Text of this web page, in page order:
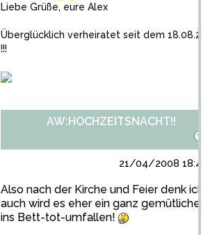
Liebe Grüße, eure Alex
Überglücklich verheiratet seit dem
!!!
AW:HOCHZEITSNACHT!!
21/04/2008
Also nach der Kirche und Feier denk ich
auch wird es eher ein ganz gemütliches
ins Bett-tot-umfallen!